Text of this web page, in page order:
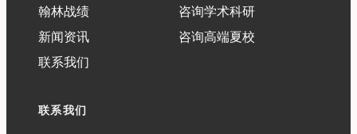
翰林战绩
新闻资讯
联系我们
咨询学术科研
咨询高端夏校
联系我们